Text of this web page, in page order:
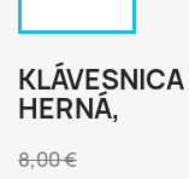
HERNÁ,
8,00 €